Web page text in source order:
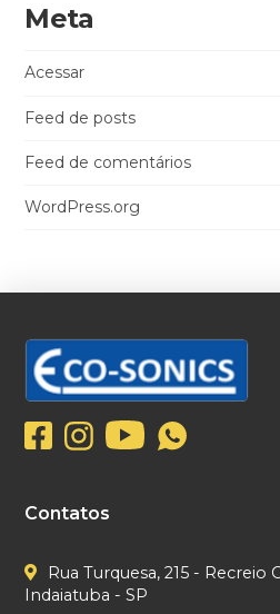
Meta
Acessar
Feed de posts
Feed de comentários
WordPress.org
Contatos
Rua Turquesa, 215 - Recreio
Indaiatuba - SP